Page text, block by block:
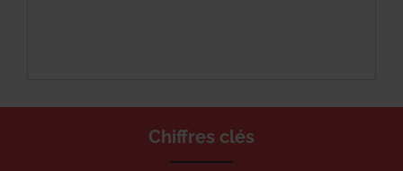
Chiffres clés